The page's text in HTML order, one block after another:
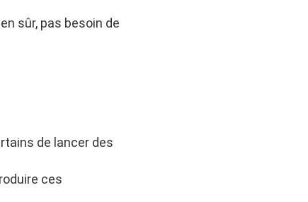
sûr, pas besoin de
de lancer des
ces